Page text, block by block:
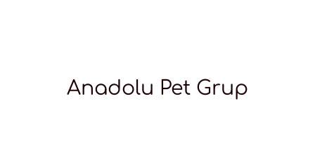
Anadolu Pet Grup